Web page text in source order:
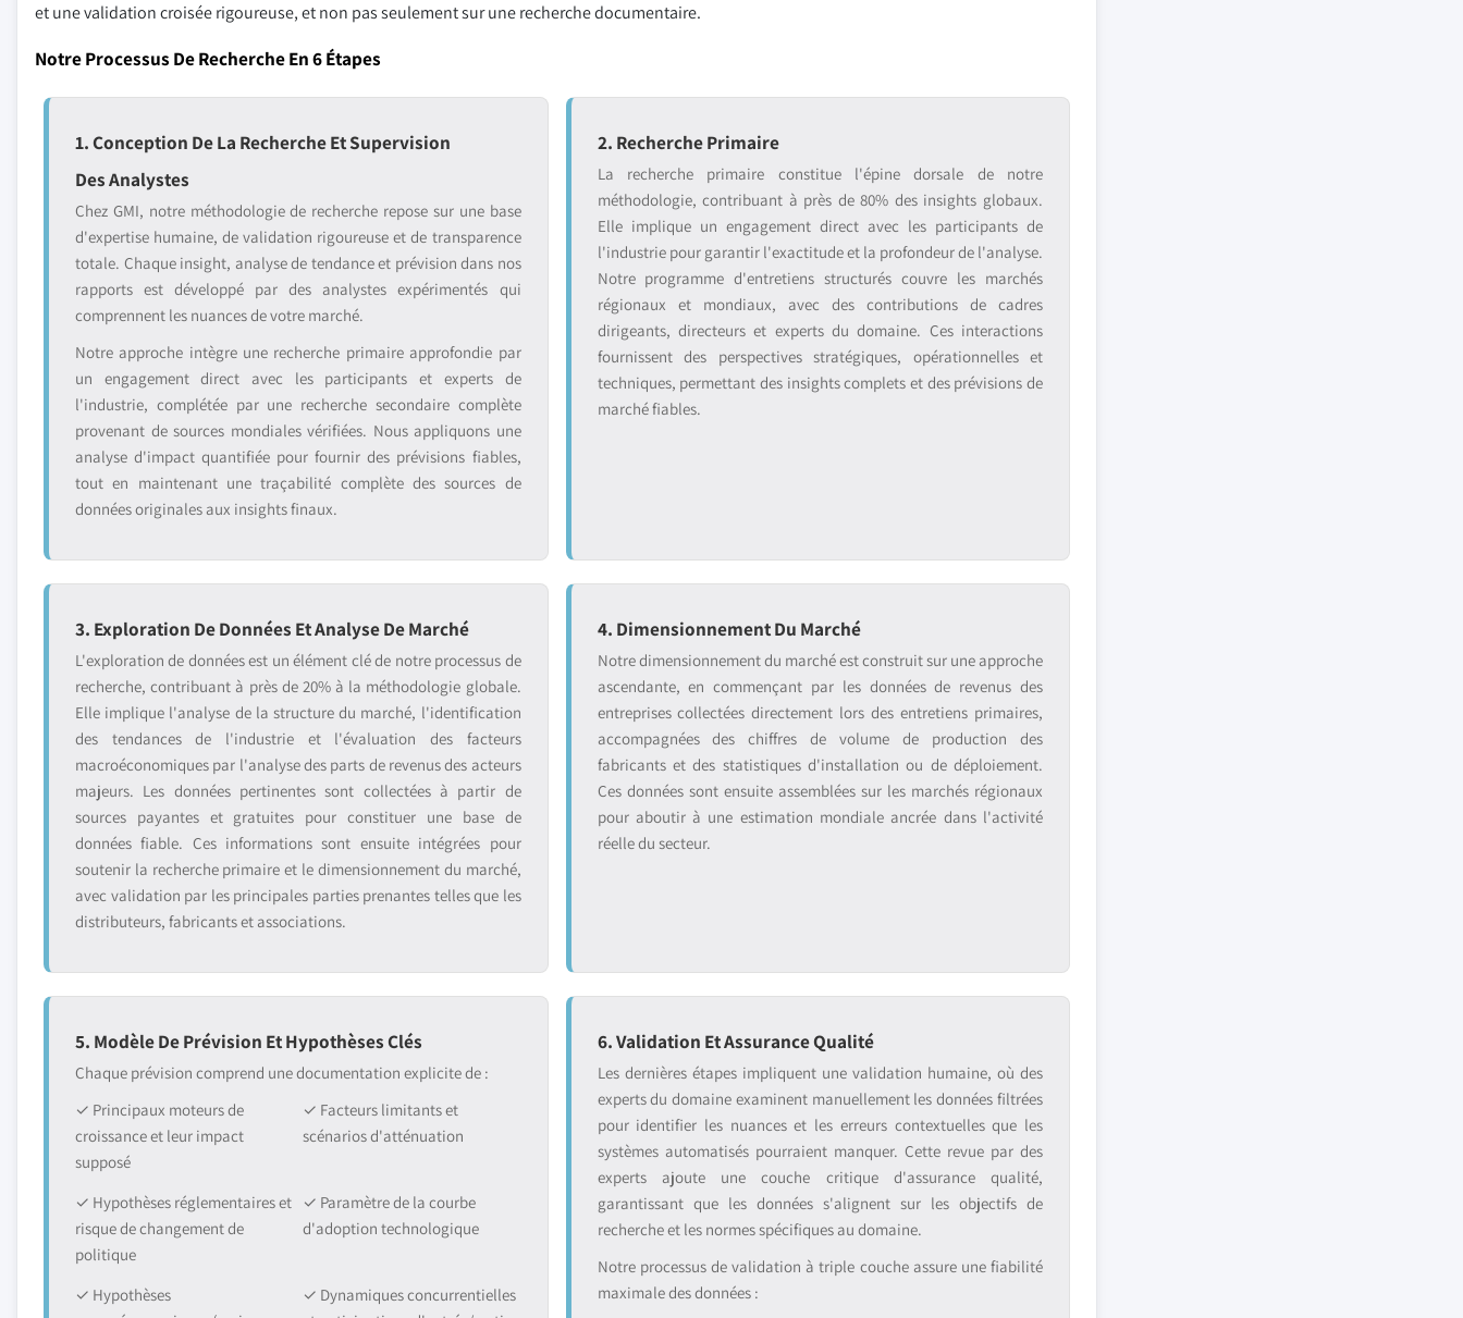
et une validation croisée rigoureuse, et non pas seulement sur une recherche documentaire.
Notre Processus De Recherche En 6 Étapes
1. Conception De La Recherche Et Supervision
Des Analystes
Chez GMI, notre méthodologie de recherche repose sur une base
d'expertise humaine, de validation rigoureuse et de transparence
totale. Chaque insight, analyse de tendance et prévision dans nos
rapports est développé par des analystes expérimentés qui
comprennent les nuances de votre marché.
Notre approche intègre une recherche primaire approfondie par
un engagement direct avec les participants et experts de
l'industrie, complétée par une recherche secondaire complète
provenant de sources mondiales vérifiées. Nous appliquons une
analyse d'impact quantifiée pour fournir des prévisions fiables,
tout en maintenant une traçabilité complète des sources de
données originales aux insights finaux.
2. Recherche Primaire
La recherche primaire constitue l'épine dorsale de notre
méthodologie, contribuant à près de 80% des insights globaux.
Elle implique un engagement direct avec les participants de
l'industrie pour garantir l'exactitude et la profondeur de l'analyse.
Notre programme d'entretiens structurés couvre les marchés
régionaux et mondiaux, avec des contributions de cadres
dirigeants, directeurs et experts du domaine. Ces interactions
fournissent des perspectives stratégiques, opérationnelles et
techniques, permettant des insights complets et des prévisions de
marché fiables.
3. Exploration De Données Et Analyse De Marché
L'exploration de données est un élément clé de notre processus de
recherche, contribuant à près de 20% à la méthodologie globale.
Elle implique l'analyse de la structure du marché, l'identification
des tendances de l'industrie et l'évaluation des facteurs
macroéconomiques par l'analyse des parts de revenus des acteurs
majeurs. Les données pertinentes sont collectées à partir de
sources payantes et gratuites pour constituer une base de
données fiable. Ces informations sont ensuite intégrées pour
soutenir la recherche primaire et le dimensionnement du marché,
avec validation par les principales parties prenantes telles que les
distributeurs, fabricants et associations.
4. Dimensionnement Du Marché
Notre dimensionnement du marché est construit sur une approche
ascendante, en commençant par les données de revenus des
entreprises collectées directement lors des entretiens primaires,
accompagnées des chiffres de volume de production des
fabricants et des statistiques d'installation ou de déploiement.
Ces données sont ensuite assemblées sur les marchés régionaux
pour aboutir à une estimation mondiale ancrée dans l'activité
réelle du secteur.
5. Modèle De Prévision Et Hypothèses Clés
Chaque prévision comprend une documentation explicite de :
✓ Principaux moteurs de
croissance et leur impact
supposé
✓ Facteurs limitants et
scénarios d'atténuation
✓ Hypothèses réglementaires et
risque de changement de
politique
✓ Paramètre de la courbe
d'adoption technologique
✓ Hypothèses
✓ Dynamiques concurrentielles
6. Validation Et Assurance Qualité
Les dernières étapes impliquent une validation humaine, où des
experts du domaine examinent manuellement les données filtrées
pour identifier les nuances et les erreurs contextuelles que les
systèmes automatisés pourraient manquer. Cette revue par des
experts ajoute une couche critique d'assurance qualité,
garantissant que les données s'alignent sur les objectifs de
recherche et les normes spécifiques au domaine.
Notre processus de validation à triple couche assure une fiabilité
maximale des données :